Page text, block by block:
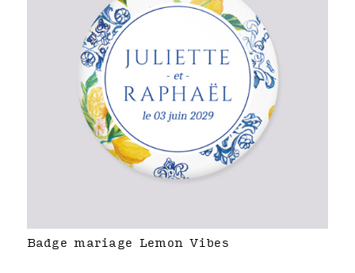
Badge mariage Lemon Vibes